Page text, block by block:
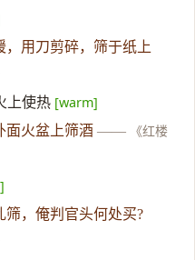
，用刀剪碎，筛于纸上
上使热 [warm]
面火盆上筛酒 ——
《红楼
筛，俺判官头何处买?